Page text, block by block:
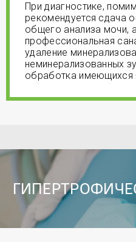
При диагностике,
рекомендуется сдача
общего анализа мочи,
профессиональная
удаление
неминерализованных
обработка имеющихся